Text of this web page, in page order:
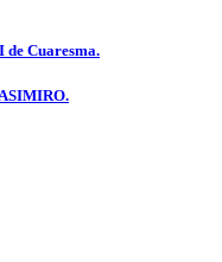
de Cuaresma.